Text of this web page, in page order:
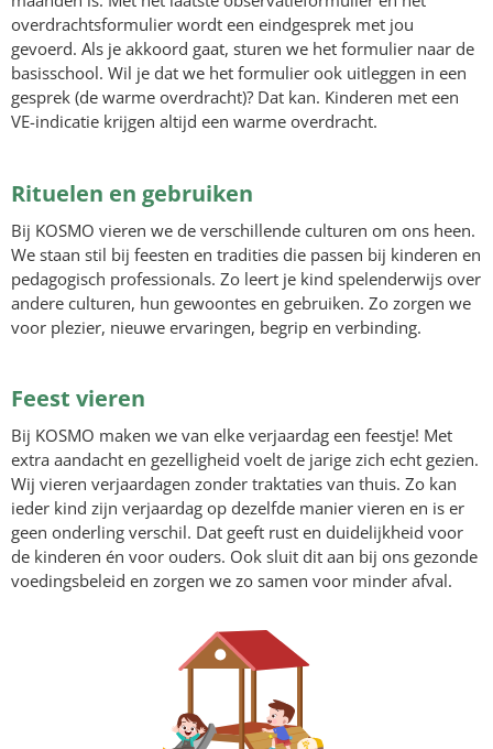
overdrachtsformulier wordt een eindgesprek met jou
gevoerd. Als je akkoord gaat, sturen we het formulier naar de
basisschool. Wil je dat we het formulier ook uitleggen in een
gesprek (de warme overdracht)? Dat kan. Kinderen met een
VE-indicatie krijgen altijd een warme overdracht.
Rituelen en gebruiken
Bij KOSMO vieren we de verschillende culturen om ons heen.
We staan stil bij feesten en tradities die passen bij kinderen en
pedagogisch professionals. Zo leert je kind spelenderwijs over
andere culturen, hun gewoontes en gebruiken. Zo zorgen we
voor plezier, nieuwe ervaringen, begrip en verbinding.
Feest vieren
Bij KOSMO maken we van elke verjaardag een feestje! Met
extra aandacht en gezelligheid voelt de jarige zich echt gezien.
Wij vieren verjaardagen zonder traktaties van thuis. Zo kan
ieder kind zijn verjaardag op dezelfde manier vieren en is er
geen onderling verschil. Dat geeft rust en duidelijkheid voor
de kinderen én voor ouders. Ook sluit dit aan bij ons gezonde
voedingsbeleid en zorgen we zo samen voor minder afval.